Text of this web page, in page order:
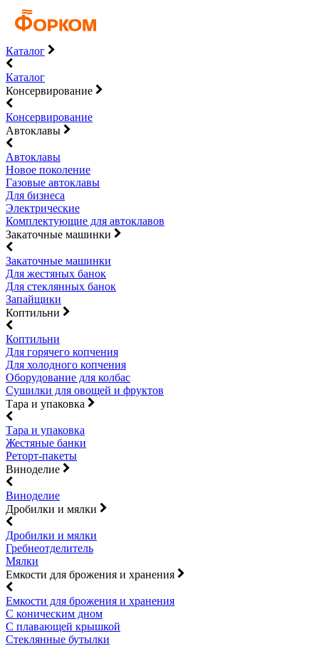
Каталог
Каталог
Консервирование
Консервирование
Автоклавы
Автоклавы
Новое поколение
Газовые автоклавы
Для бизнеса
Электрические
Комплектующие для автоклавов
Закаточные машинки
Закаточные машинки
Для жестяных банок
Для стеклянных банок
Запайщики
Коптильни
Коптильни
Для горячего копчения
Для холодного копчения
Оборудование для колбас
Сушилки для овощей и фруктов
Тара и упаковка
Тара и упаковка
Жестяные банки
Реторт-пакеты
Виноделие
Виноделие
Дробилки и мялки
Дробилки и мялки
Гребнеотделитель
Мялки
Емкости для брожения и хранения
Емкости для брожения и хранения
С коническим дном
С плавающей крышкой
Стеклянные бутылки